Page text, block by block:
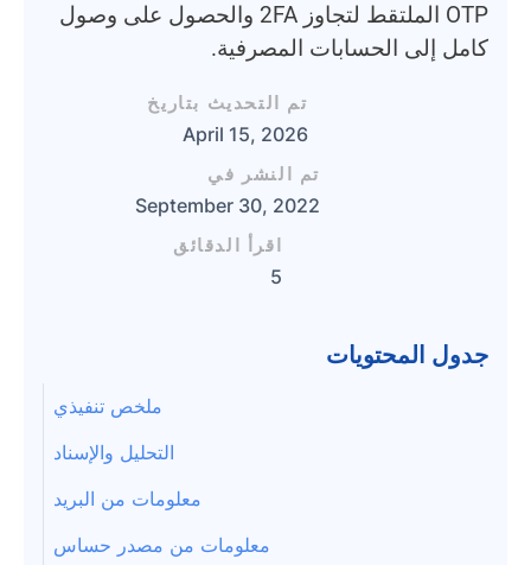
OTP الملتقط لتجاوز 2FA والحصول على وصول
كامل إلى الحسابات المصرفية.
تم التحديث بتاريخ
April 15, 2026
تم النشر في
September 30, 2022
اقرأ الدقائق
5
جدول المحتويات
ملخص تنفيذي
التحليل والإسناد
معلومات من البريد
معلومات من مصدر حساس